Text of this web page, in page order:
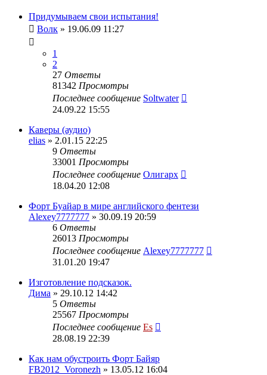
Придумываем свои испытания!
Волк » 19.06.09 11:27
1
2
27 Ответы
81342 Просмотры
Последнее сообщение Soltwater
24.09.22 15:55
Каверы (аудио)
elias » 2.01.15 22:25
9 Ответы
33001 Просмотры
Последнее сообщение Олигарх
18.04.20 12:08
Форт Буайар в мире английского фентези
Alexey7777777 » 30.09.19 20:59
6 Ответы
26013 Просмотры
Последнее сообщение Alexey7777777
31.01.20 19:47
Изготовление подсказок.
Дима » 29.10.12 14:42
5 Ответы
25567 Просмотры
Последнее сообщение Es
28.08.19 22:39
Как нам обустроить Форт Байяр
FB2012_Voronezh » 13.05.12 16:04